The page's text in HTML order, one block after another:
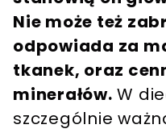
Nie może też
odpowiada za
tkanek, oraz
minerałów. W
szczególnie